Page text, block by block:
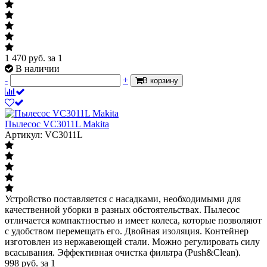
1 470 руб. за 1
В наличии
-
+ В корзину
Пылесос VC3011L Makita
Артикул: VC3011L
Устройство поставляется с насадками, необходимыми для
качественной уборки в разных обстоятельствах. Пылесос
отличается компактностью и имеет колеса, которые позволяют
с удобством перемещать его. Двойная изоляция. Контейнер
изготовлен из нержавеющей стали. Можно регулировать силу
всасывания. Эффективная очистка фильтра (Push&Clean).
998 руб. за 1